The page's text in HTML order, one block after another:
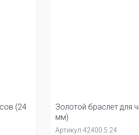
(24
Золотой браслет для
мм)
Артикул:42400.5.24